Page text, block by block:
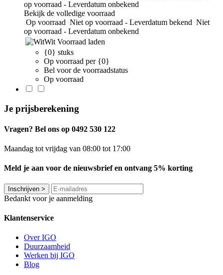
op voorraad - Leverdatum onbekend
Bekijk de volledige voorraad
Op voorraad Niet op voorraad - Leverdatum bekend Niet
op voorraad - Leverdatum onbekend
Wit Voorraad laden
{0} stuks
Op voorraad per {0}
Bel voor de voorraadstatus
Op voorraad
Je prijsberekening
Vragen? Bel ons op 0492 530 122
Maandag tot vrijdag van 08:00 tot 17:00
Meld je aan voor de nieuwsbrief en ontvang 5% korting
Inschrijven >
Bedankt voor je aanmelding
Klantenservice
Over IGO
Duurzaamheid
Werken bij IGO
Blog